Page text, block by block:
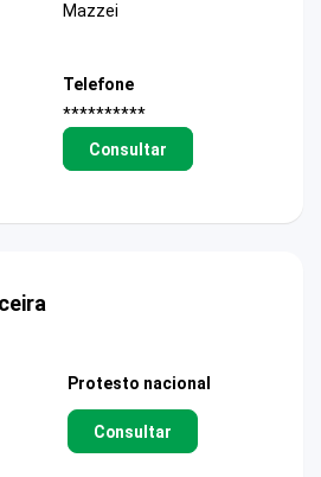
Mazzei
Telefone
**********
Consultar
Protesto nacional
Consultar